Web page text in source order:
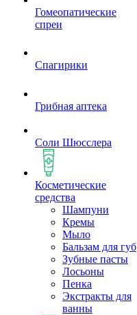
Гомеопатические
спреи
Спагирики
Грибная аптека
Соли Шюсслера
Косметические
средства
Шампуни
Кремы
Мыло
Бальзам для губ
Зубные пасты
Лосьоны
Пенка
Экстракты для
ванны